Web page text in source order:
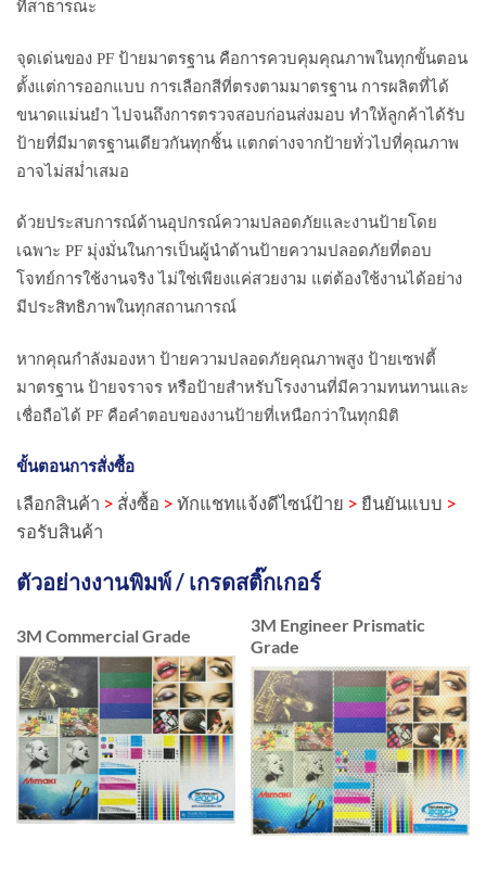
ที่สาธารณะ
จุดเด่นของ PF ป้ายมาตรฐาน คือการควบคุมคุณภาพในทุกขั้นตอน
ตั้งแต่การออกแบบ การเลือกสีที่ตรงตามมาตรฐาน การผลิตที่ได้
ขนาดแม่นยำ ไปจนถึงการตรวจสอบก่อนส่งมอบ ทำให้ลูกค้าได้รับ
ป้ายที่มีมาตรฐานเดียวกันทุกชิ้น แตกต่างจากป้ายทั่วไปที่คุณภาพ
อาจไม่สม่ำเสมอ
ด้วยประสบการณ์ด้านอุปกรณ์ความปลอดภัยและงานป้ายโดย
เฉพาะ PF มุ่งมั่นในการเป็นผู้นำด้านป้ายความปลอดภัยที่ตอบ
โจทย์การใช้งานจริง ไม่ใช่เพียงแค่สวยงาม แต่ต้องใช้งานได้อย่าง
มีประสิทธิภาพในทุกสถานการณ์
หากคุณกำลังมองหา ป้ายความปลอดภัยคุณภาพสูง ป้ายเซฟตี้
มาตรฐาน ป้ายจราจร หรือป้ายสำหรับโรงงานที่มีความทนทานและ
เชื่อถือได้ PF คือคำตอบของงานป้ายที่เหนือกว่าในทุกมิติ
ขั้นตอนการสั่งซื้อ
เลือกสินค้า > สั่งซื้อ > ทักแชทแจ้งดีไซน์ป้าย > ยืนยันแบบ >
รอรับสินค้า
ตัวอย่างงานพิมพ์ / เกรดสติ๊กเกอร์
3M Commercial Grade
3M Engineer Prismatic
Grade